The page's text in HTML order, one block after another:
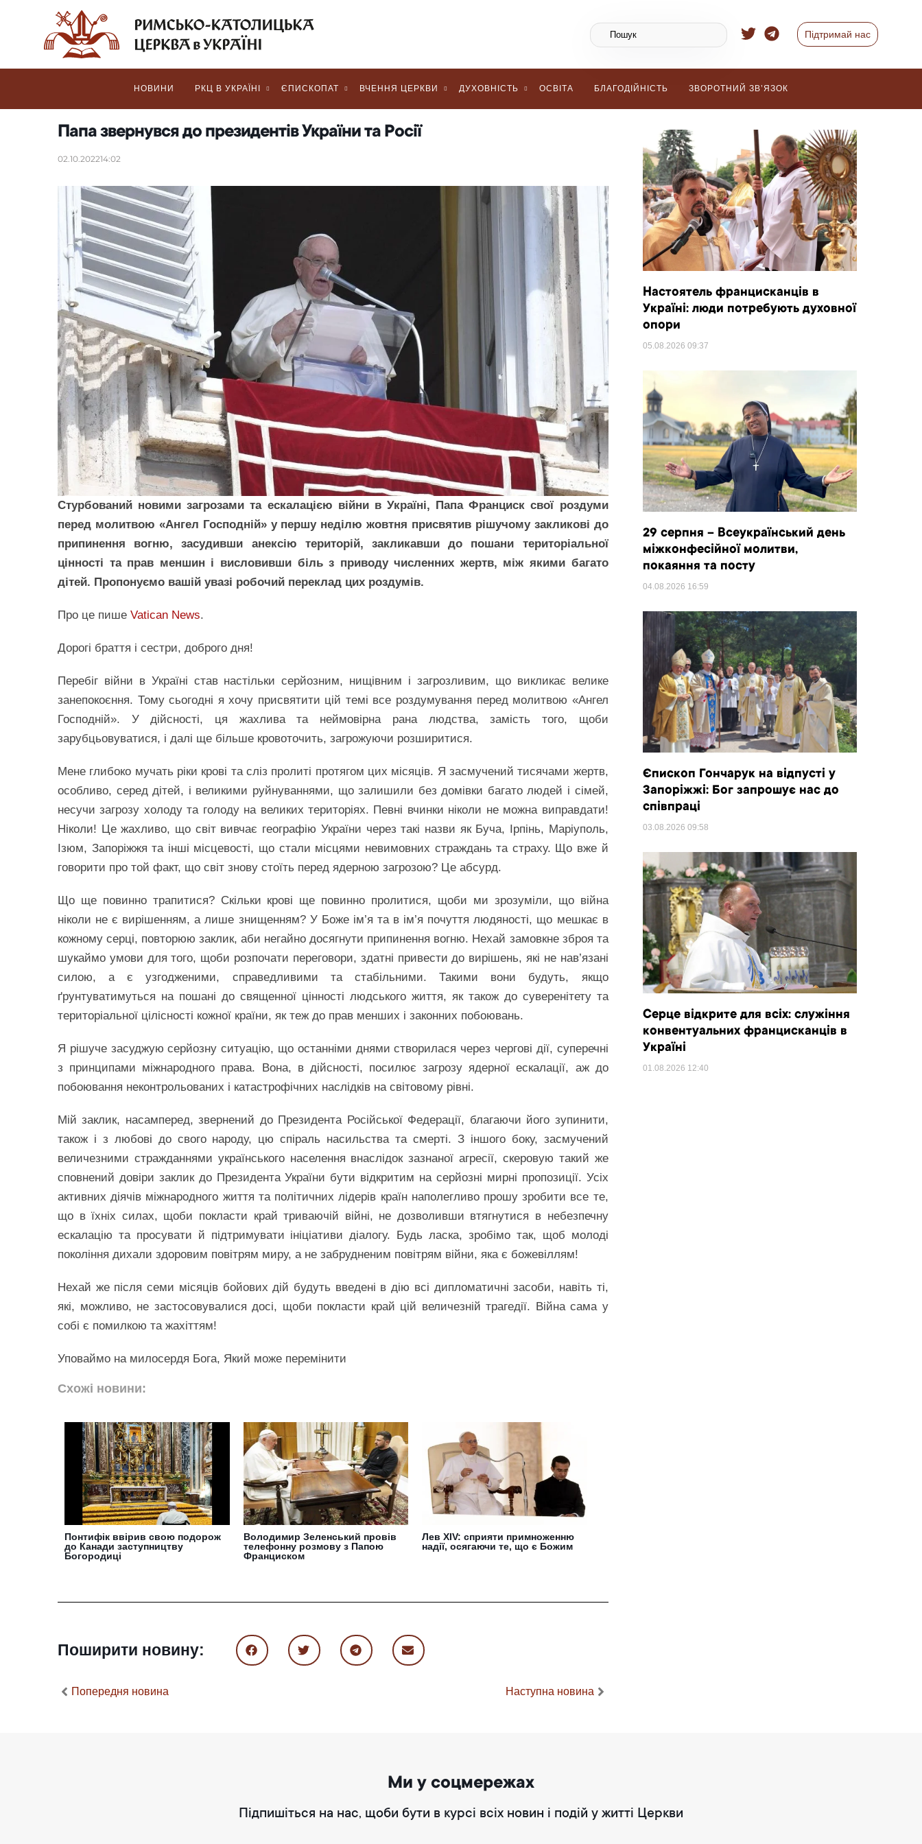
Підтримай нас
НОВИНИ РКЦ В УКРАЇНІ ЄПИСКОПАТ ВЧЕННЯ ЦЕРКВИ ДУХОВНІСТЬ ОСВІТА БЛАГОДІЙНІСТЬ ЗВОРОТНИЙ ЗВ’ЯЗОК
Папа звернувся до президентів України та Росії
02.10.202214:02
Стурбований новими загрозами та ескалацією війни в Україні, Папа Франциск свої роздуми
перед молитвою «Ангел Господній» у першу неділю жовтня присвятив рішучому закликові до
припинення вогню, засудивши анексію територій, закликавши до пошани територіальної
цінності та прав меншин і висловивши біль з приводу численних жертв, між якими багато
дітей. Пропонуємо вашій увазі робочий переклад цих роздумів.
Про це пише Vatican News.
Дорогі браття і сестри, доброго дня!
Перебіг війни в Україні став настільки серйозним, нищівним і загрозливим, що викликає велике
занепокоєння. Тому сьогодні я хочу присвятити цій темі все роздумування перед молитвою «Ангел
Господній». У дійсності, ця жахлива та неймовірна рана людства, замість того, щоби
зарубцьовуватися, і далі ще більше кровоточить, загрожуючи розширитися.
Мене глибоко мучать ріки крові та сліз пролиті протягом цих місяців. Я засмучений тисячами жертв,
особливо, серед дітей, і великими руйнуваннями, що залишили без домівки багато людей і сімей,
несучи загрозу холоду та голоду на великих територіях. Певні вчинки ніколи не можна виправдати!
Ніколи! Це жахливо, що світ вивчає географію України через такі назви як Буча, Ірпінь, Маріуполь,
Ізюм, Запоріжжя та інші місцевості, що стали місцями невимовних страждань та страху. Що вже й
говорити про той факт, що світ знову стоїть перед ядерною загрозою? Це абсурд.
Що ще повинно трапитися? Скільки крові ще повинно пролитися, щоби ми зрозуміли, що війна
ніколи не є вирішенням, а лише знищенням? У Боже ім’я та в ім’я почуття людяності, що мешкає в
кожному серці, повторюю заклик, аби негайно досягнути припинення вогню. Нехай замовкне зброя та
шукаймо умови для того, щоби розпочати переговори, здатні привести до вирішень, які не нав’язані
силою, а є узгодженими, справедливими та стабільними. Такими вони будуть, якщо
ґрунтуватимуться на пошані до священної цінності людського життя, як також до суверенітету та
територіальної цілісності кожної країни, як теж до прав менших і законних побоювань.
Я рішуче засуджую серйозну ситуацію, що останніми днями створилася через чергові дії, суперечні
з принципами міжнародного права. Вона, в дійсності, посилює загрозу ядерної ескалації, аж до
побоювання неконтрольованих і катастрофічних наслідків на світовому рівні.
Мій заклик, насамперед, звернений до Президента Російської Федерації, благаючи його зупинити,
також і з любові до свого народу, цю спіраль насильства та смерті. З іншого боку, засмучений
величезними стражданнями українського населення внаслідок зазнаної агресії, скеровую такий же
сповнений довіри заклик до Президента України бути відкритим на серйозні мирні пропозиції. Усіх
активних діячів міжнародного життя та політичних лідерів країн наполегливо прошу зробити все те,
що в їхніх силах, щоби покласти край триваючій війні, не дозволивши втягнутися в небезпечну
ескалацію та просувати й підтримувати ініціативи діалогу. Будь ласка, зробімо так, щоб молоді
покоління дихали здоровим повітрям миру, а не забрудненим повітрям війни, яка є божевіллям!
Нехай же після семи місяців бойових дій будуть введені в дію всі дипломатичні засоби, навіть ті,
які, можливо, не застосовувалися досі, щоби покласти край цій величезній трагедії. Війна сама у
собі є помилкою та жахіттям!
Уповаймо на милосердя Бога, Який може перемінити
Схожі новини:
Понтифік ввірив свою подорож
до Канади заступництву
Богородиці
Володимир Зеленський провів
телефонну розмову з Папою
Франциском
Лев XIV: сприяти примноженню
надії, осягаючи те, що є Божим
Поширити новину:
Попередня новина Наступна новина
Настоятель францисканців в
Україні: люди потребують духовної
опори
05.08.2026 09:37
29 серпня – Всеукраїнський день
міжконфесійної молитви,
покаяння та посту
04.08.2026 16:59
Єпископ Гончарук на відпусті у
Запоріжжі: Бог запрошує нас до
співпраці
03.08.2026 09:58
Серце відкрите для всіх: служіння
конвентуальних францисканців в
Україні
01.08.2026 12:40
Ми у соцмережах
Підпишіться на нас, щоби бути в курсі всіх новин і подій у житті Церкви